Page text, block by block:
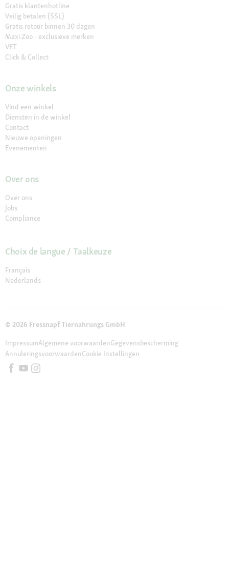
Gratis klantenhotline
Veilig betalen (SSL)
Gratis retour binnen 30 dagen
Maxi Zoo - exclusieve merken
VET
Click & Collect
Onze winkels
Vind een winkel
Diensten in de winkel
Contact
Nieuwe openingen
Evenementen
Over ons
Over ons
Jobs
Compliance
Choix de langue / Taalkeuze
Français
Nederlands
© 2026 Fressnapf Tiernahrungs GmbH
ImpressumAlgemene voorwaardenGegevensbescherming
AnnuleringsvoorwaardenCookie Instellingen